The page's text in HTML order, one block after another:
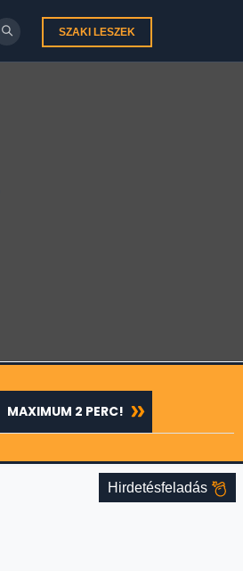
SZAKI LESZEK
MAXIMUM 2 PERC!
Hirdetésfeladás